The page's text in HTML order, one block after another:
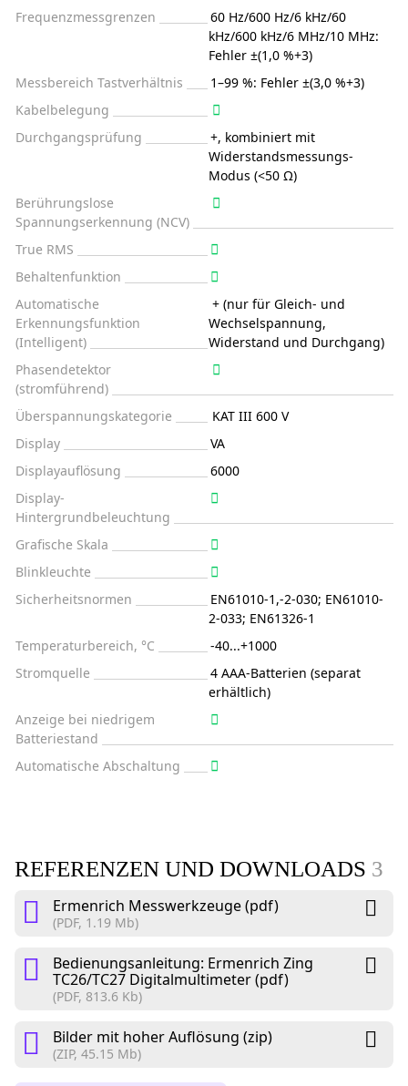
Frequenzmessgrenzen
60 Hz/600 Hz/6 kHz/60
kHz/600 kHz/6 MHz/10 MHz:
Fehler ±(1,0 %+3)
Messbereich Tastverhältnis
1–99 %: Fehler ±(3,0 %+3)
Kabelbelegung
Durchgangsprüfung
+, kombiniert mit
Widerstandsmessungs-
Modus (<50 Ω)
Berührungslose
Spannungserkennung (NCV)
True RMS
Behaltenfunktion
Automatische
Erkennungsfunktion
(Intelligent)
+ (nur für Gleich- und
Wechselspannung,
Widerstand und Durchgang)
Phasendetektor
(stromführend)
Überspannungskategorie
KAT III 600 V
Display
VA
Displayauflösung
6000
Display-
Hintergrundbeleuchtung
Grafische Skala
Blinkleuchte
Sicherheitsnormen
EN61010-1,-2-030; EN61010-
2-033; EN61326-1
Temperaturbereich, °C
-40...+1000
Stromquelle
4 AAA-Batterien (separat
erhältlich)
Anzeige bei niedrigem
Batteriestand
Automatische Abschaltung
REFERENZEN UND DOWNLOADS 3
Ermenrich Messwerkzeuge (pdf)
(PDF, 1.19 Mb)
Bedienungsanleitung: Ermenrich Zing
TC26/TC27 Digitalmultimeter (pdf)
(PDF, 813.6 Kb)
Bilder mit hoher Auflösung (zip)
(ZIP, 45.15 Mb)